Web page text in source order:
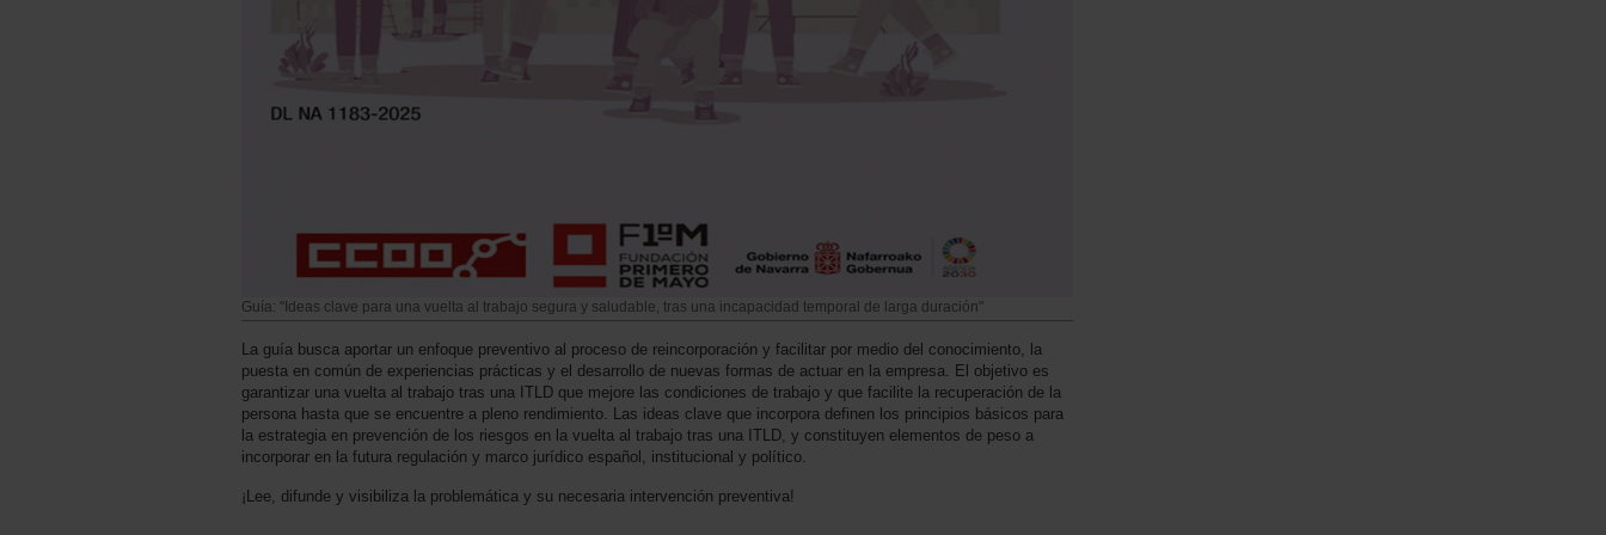
Guía: "Ideas clave para una vuelta al trabajo segura y saludable, tras una incapacidad temporal de larga duración"
La guía busca aportar un enfoque preventivo al proceso de reincorporación y facilitar por medio del conocimiento, la
puesta en común de experiencias prácticas y el desarrollo de nuevas formas de actuar en la empresa. El objetivo es
garantizar una vuelta al trabajo tras una ITLD que mejore las condiciones de trabajo y que facilite la recuperación de la
persona hasta que se encuentre a pleno rendimiento. Las ideas clave que incorpora definen los principios básicos para
la estrategia en prevención de los riesgos en la vuelta al trabajo tras una ITLD, y constituyen elementos de peso a
incorporar en la futura regulación y marco jurídico español, institucional y político.
¡Lee, difunde y visibiliza la problemática y su necesaria intervención preventiva!